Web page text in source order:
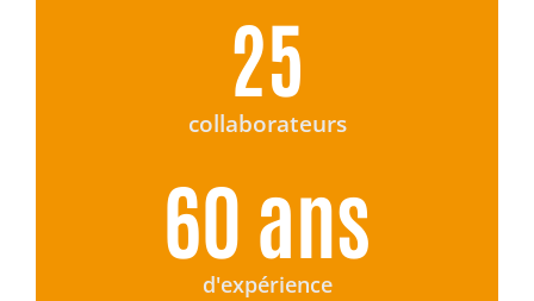
collaborateurs
25
d'expérience
60 ans